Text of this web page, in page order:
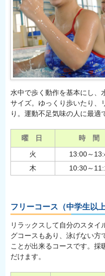
水中で歩く動作を基本にし、
サイズ。ゆっくり歩いたり、
り。運動不足気味の人に最適
曜 日 時 間
火
13:00～
木 10:30～
フリーコース（中学生以上
リラックスして自分のスタイ
グコースもあり、泳げない方
ことが出来るコースです。採
だけます。